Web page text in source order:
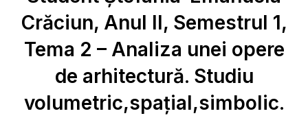
Crăciun, Anul II, Semestrul 1,
Tema 2 – Analiza unei opere
de arhitectură. Studiu
volumetric,spațial,simbolic.